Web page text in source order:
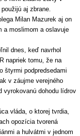
aj zbrane.
Milan Mazurek aj on
a moslimom a oslavuje
dnes, keď navrhol
napriek tomu, že na
štyrmi podpredsedami
v záujme verejného
vyrokovanú dohodu lídrov
vláda, o ktorej tvrdia,
opozícia tvorená
a hulvátmi v jednom